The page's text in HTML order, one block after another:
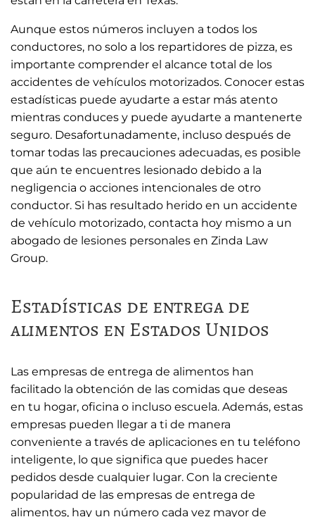
Aunque estos números incluyen a todos los
conductores, no solo a los repartidores de pizza, es
importante comprender el alcance total de los
accidentes de vehículos motorizados. Conocer estas
estadísticas puede ayudarte a estar más atento
mientras conduces y puede ayudarte a mantenerte
seguro. Desafortunadamente, incluso después de
tomar todas las precauciones adecuadas, es posible
que aún te encuentres lesionado debido a la
negligencia o acciones intencionales de otro
conductor. Si has resultado herido en un accidente
de vehículo motorizado, contacta hoy mismo a un
abogado de lesiones personales en Zinda Law
Group.
Estadísticas de entrega de
alimentos en Estados Unidos
Las empresas de entrega de alimentos han
facilitado la obtención de las comidas que deseas
en tu hogar, oficina o incluso escuela. Además, estas
empresas pueden llegar a ti de manera
conveniente a través de aplicaciones en tu teléfono
inteligente, lo que significa que puedes hacer
pedidos desde cualquier lugar. Con la creciente
popularidad de las empresas de entrega de
alimentos, hay un número cada vez mayor de